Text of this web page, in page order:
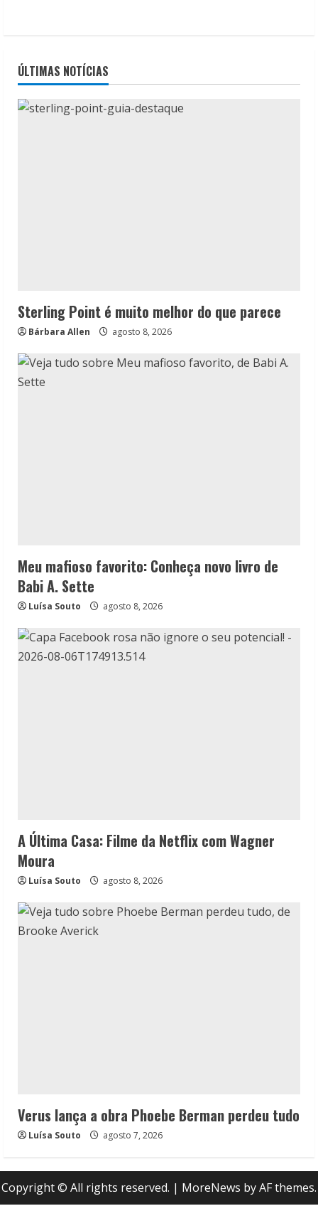
ÚLTIMAS NOTÍCIAS
Sterling Point é muito melhor do que parece
Bárbara Allen agosto 8, 2026
Meu mafioso favorito: Conheça novo livro de
Babi A. Sette
Luísa Souto agosto 8, 2026
A Última Casa: Filme da Netflix com Wagner
Moura
Luísa Souto agosto 8, 2026
Verus lança a obra Phoebe Berman perdeu tudo
Luísa Souto agosto 7, 2026
Copyright © All rights reserved. | MoreNews by AF themes.